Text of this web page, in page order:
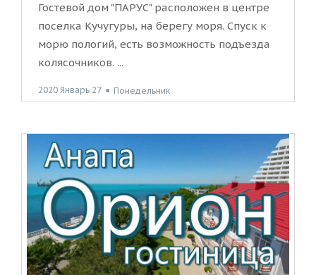
Гостевой дом "ПАРУС" расположен в центре
поселка Кучугуры, на берегу моря. Спуск к
морю пологий, есть возможность подъезда
колясочников. ...
2020 Январь 27 ● Понедельник